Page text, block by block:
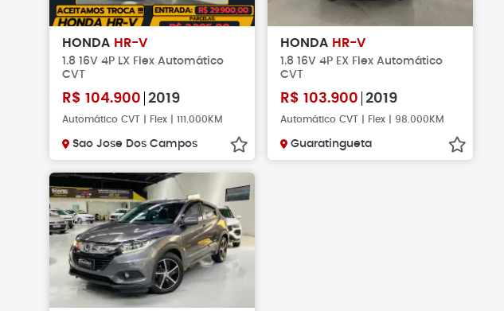
HONDA HR-V
1.8 16V 4P LX Flex Automático
CVT
R$ 104.900 2019
Automático CVT | Flex | 111.000KM
Sao Jose Dos Campos
HONDA HR-V
1.8 16V 4P EX Flex Automático
CVT
R$ 103.900 2019
Automático CVT | Flex | 98.000KM
Guaratingueta